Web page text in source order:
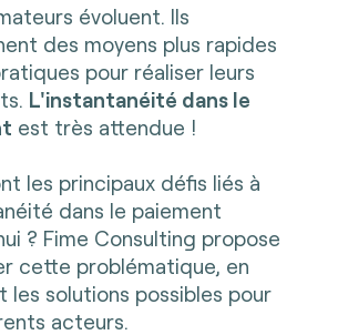
évoluent. Ils
des moyens plus rapides
pour réaliser leurs
L'instantanéité dans le
est très attendue !
les principaux défis liés à
dans le paiement
? Fime Consulting propose
cette problématique, en
les solutions possibles pour
acteurs.